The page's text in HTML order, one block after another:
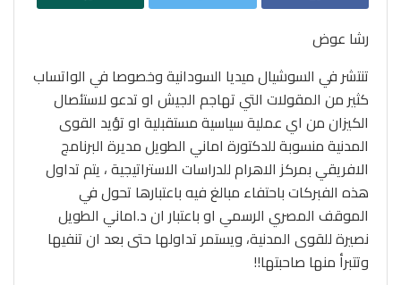
رشا عوض
تنتشر في السوشيال ميديا السودانية وخصوصا في الواتساب
كثير من المقولات التي تهاجم الجيش او تدعو لاستئصال
الكيزان من اي عملية سياسية مستقبلية او تؤيد القوى
المدنية منسوبة للدكتورة اماني الطويل مديرة البرنامج
الافريقي بمركز الاهرام للدراسات الاستراتيجية ، يتم تداول
هذه الفبركات باحتفاء مبالغ فيه باعتبارها تحول في
الموقف المصري الرسمي او باعتبار ان د.اماني الطويل
نصيرة للقوى المدنية، ويستمر تداولها حتى بعد ان تنفيها
وتتبرأ منها صاحبتها!!